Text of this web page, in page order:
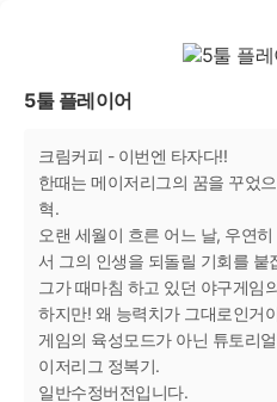
5툴 플레이어
크림커피 - 이번엔 타자다!!
한때는 메이저리그의 꿈을 꾸었
혁.
오랜 세월이 흐른 어느 날, 우연
서 그의 인생을 되돌릴 기회를 붙
그가 때마침 하고 있던 야구게임
하지만! 왜 능력치가 그대로인거
게임의 육성모드가 아닌 튜토리
이저리그 정복기.
일반수정버전입니다.